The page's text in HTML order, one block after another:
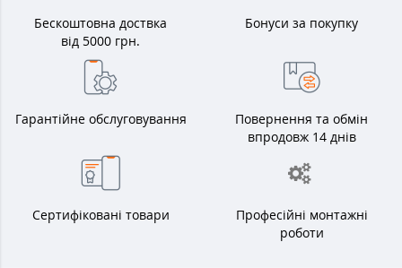
Бескоштовна доствка
від 5000 грн.
Бонуси за покупку
Гарантійне обслуговування
Повернення та обмін
впродовж 14 днів
Сертифіковані товари
Професійні монтажні
роботи